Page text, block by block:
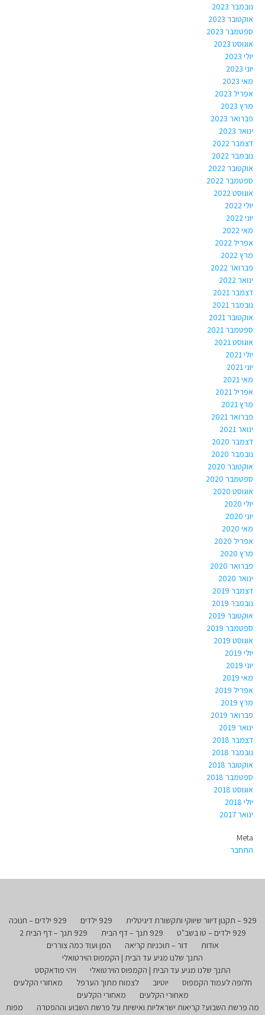
נובמבר 2023
אוקטובר 2023
ספטמבר 2023
אוגוסט 2023
יולי 2023
יוני 2023
מאי 2023
אפריל 2023
מרץ 2023
פברואר 2023
ינואר 2023
דצמבר 2022
נובמבר 2022
אוקטובר 2022
ספטמבר 2022
אוגוסט 2022
יולי 2022
יוני 2022
מאי 2022
אפריל 2022
מרץ 2022
פברואר 2022
ינואר 2022
דצמבר 2021
נובמבר 2021
אוקטובר 2021
ספטמבר 2021
אוגוסט 2021
יולי 2021
יוני 2021
מאי 2021
אפריל 2021
מרץ 2021
פברואר 2021
ינואר 2021
דצמבר 2020
נובמבר 2020
אוקטובר 2020
ספטמבר 2020
אוגוסט 2020
יולי 2020
יוני 2020
מאי 2020
אפריל 2020
מרץ 2020
פברואר 2020
ינואר 2020
דצמבר 2019
נובמבר 2019
אוקטובר 2019
ספטמבר 2019
אוגוסט 2019
יולי 2019
יוני 2019
מאי 2019
אפריל 2019
מרץ 2019
פברואר 2019
ינואר 2019
דצמבר 2018
נובמבר 2018
אוקטובר 2018
ספטמבר 2018
אוגוסט 2018
יולי 2018
ינואר 2017
Meta
התחבר
929 – תקנון דיוור שיווקי ותקשורת דיגיטלית 929 ילדים
929 ילדים – חנוכה
929 ילדים – טו בשב"ט
929 תנך – דף הבית
929 תנך – דף הבית 2
אודות
דור – תוכניות קריאה
המן ועוד כמה צוררים
התנך שלנו מגיע עד הבית | הקמפוס הוירטואלי
התנך שלנו מגיע עד הבית | הקמפוס הוירטואלי
ויהי פודאקסט
חלופה לעמוד הקמפוס
יוטיוב לצמוח מתוך הערפל
מאחורי הקלעים
מאחורי הקלעים
מאחורי הקלעים
מה פרשת השבוע? קריאות ישראליות ואישיות על פרשת השבוע וההפטרה
מפות